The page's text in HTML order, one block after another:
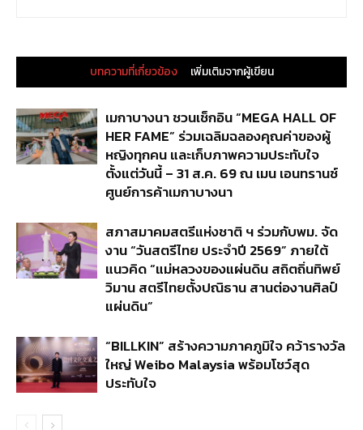
บทความที่เกี่ยวข้อง เพิ่มเติมจากผู้เขียน
เมกาบางนา ชวนเช็กอิน “MEGA HALL OF
HER FAME” ร่วมเฉลิมฉลองคุณค่าของผู้
หญิงทุกคน และเก็บภาพความประทับใจ
ตั้งแต่วันนี้ – 31 ส.ค. 69 ณ เมน เอนทรานซ์
ศูนย์การค้าเมกาบางนา
สภาสมาคมสตรีแห่งชาติ ฯ ร่วมกับพม. จัด
งาน “วันสตรีไทย ประจำปี 2569” ภายใต้
แนวคิด “แม่หลวงของแผ่นดิน สถิตถิ่นทิพย์
วิมาน สตรีไทยตั้งปณิธาน สานต่องานศิลป์
แผ่นดิน”
“BILLKIN” สร้างความภาคภูมิใจ คว้ารางวัล
ใหญ่ Weibo Malaysia พร้อมโชว์สุด
ประทับใจ